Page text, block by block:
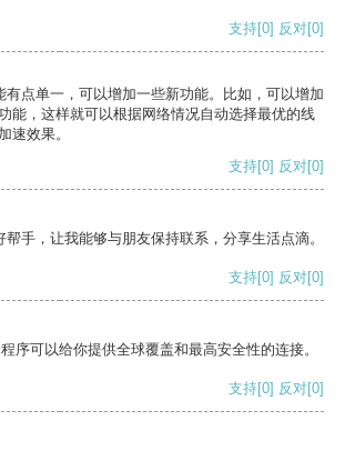
支持[0] 反对[0]
有点单一，可以增加一些新功能。比如，可以增加
能，这样就可以根据网络情况自动选择最优的线
速效果。
支持[0] 反对[0]
手，让我能够与朋友保持联系，分享生活点滴。
支持[0] 反对[0]
序可以给你提供全球覆盖和最高安全性的连接。
支持[0] 反对[0]